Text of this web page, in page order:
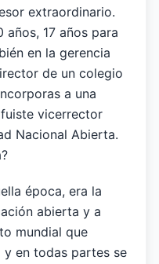
extraordinario.
17 años para
en la gerencia
de un colegio
a una
vicerrector
Nacional Abierta.
época, era la
abierta y a
mundial que
en todas partes se